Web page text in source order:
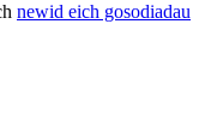
newid eich gosodiadau